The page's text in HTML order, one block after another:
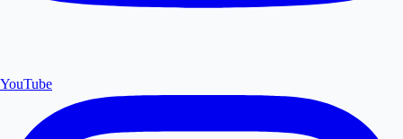
YouTube